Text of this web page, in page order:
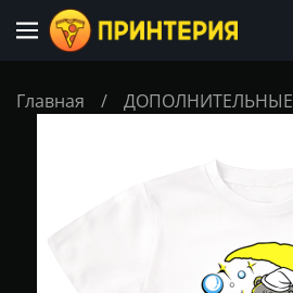
Главная / ДОПОЛНИТЕЛЬНЫЕ